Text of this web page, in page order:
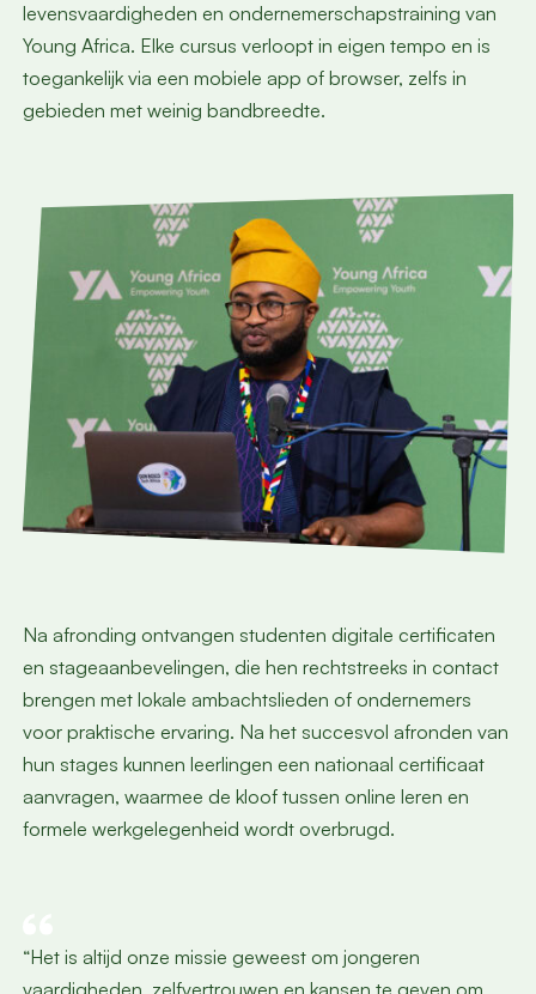
levensvaardigheden en ondernemerschapstraining van
Young Africa. Elke cursus verloopt in eigen tempo en is
toegankelijk via een mobiele app of browser, zelfs in
gebieden met weinig bandbreedte.
Na afronding ontvangen studenten digitale certificaten
en stageaanbevelingen, die hen rechtstreeks in contact
brengen met lokale ambachtslieden of ondernemers
voor praktische ervaring. Na het succesvol afronden van
hun stages kunnen leerlingen een nationaal certificaat
aanvragen, waarmee de kloof tussen online leren en
formele werkgelegenheid wordt overbrugd.
“Het is altijd onze missie geweest om jongeren